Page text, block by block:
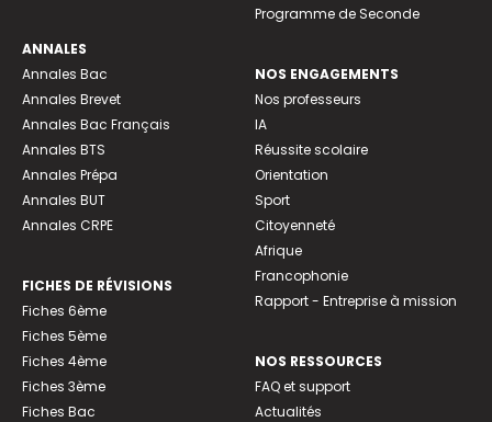
ANNALES
Annales Bac
Annales Brevet
Annales Bac Français
Annales BTS
Annales Prépa
Annales BUT
Annales CRPE
FICHES DE RÉVISIONS
Fiches 6ème
Fiches 5ème
Fiches 4ème
Fiches 3ème
Fiches Bac
Programme de Seconde
NOS ENGAGEMENTS
Nos professeurs
IA
Réussite scolaire
Orientation
Sport
Citoyenneté
Afrique
Francophonie
Rapport - Entreprise à mission
NOS RESSOURCES
FAQ et support
Actualités